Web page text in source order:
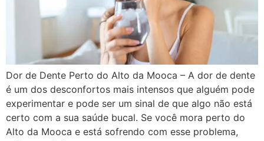
Dor de Dente Perto do Alto da Mooca – A dor de dente
é um dos desconfortos mais intensos que alguém pode
experimentar e pode ser um sinal de que algo não está
certo com a sua saúde bucal. Se você mora perto do
Alto da Mooca e está sofrendo com esse problema,